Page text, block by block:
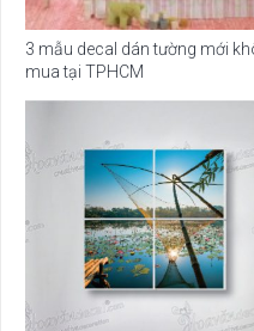
3 mẫu decal dán tường mới
mua tại TPHCM